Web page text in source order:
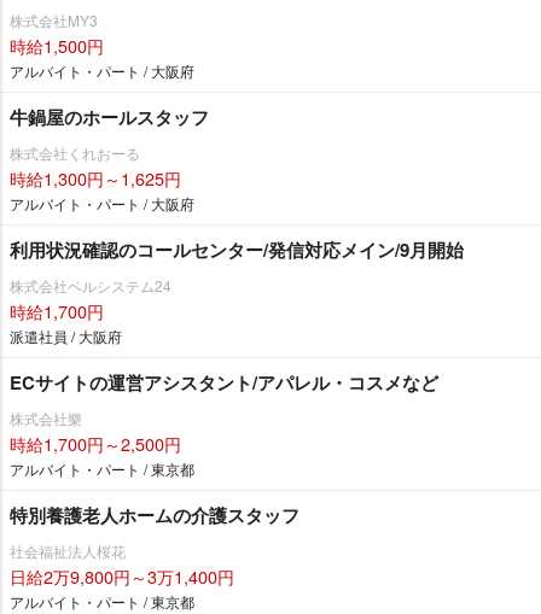
株式会社MY3
時給1,500円
アルバイト・パート / 大阪府
牛鍋屋のホールスタッフ
株式会社くれおーる
時給1,300円～1,625円
アルバイト・パート / 大阪府
利用状況確認のコールセンター/発信対応メイン/9月開始
株式会社ベルシステム24
時給1,700円
派遣社員 / 大阪府
ECサイトの運営アシスタント/アパレル・コスメなど
株式会社樂
時給1,700円～2,500円
アルバイト・パート / 東京都
特別養護老人ホームの介護スタッフ
社会福祉法人桜花
日給2万9,800円～3万1,400円
アルバイト・パート / 東京都